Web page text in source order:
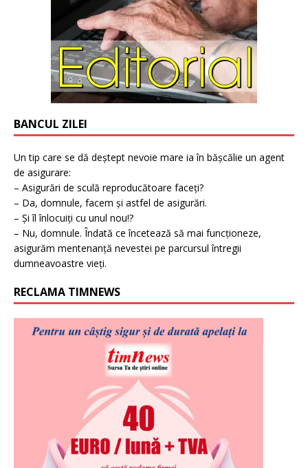
BANCUL ZILEI
Un tip care se dă deștept nevoie mare ia în bășcălie un agent
de asigurare:
– Asigurări de sculă reproducătoare faceți?
– Da, domnule, facem și astfel de asigurări.
– Și îl înlocuiți cu unul nou!?
– Nu, domnule. Îndată ce încetează să mai funcționeze,
asigurăm mentenanță nevestei pe parcursul întregii
dumneavoastre vieți.
RECLAMA TIMNEWS